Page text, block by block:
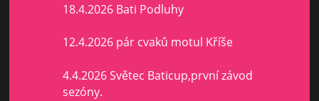
18.4.2026 Bati Podluhy
12.4.2026 pár cvaků motul Kříše
4.4.2026 Světec Baticup,první závod
sezóny.